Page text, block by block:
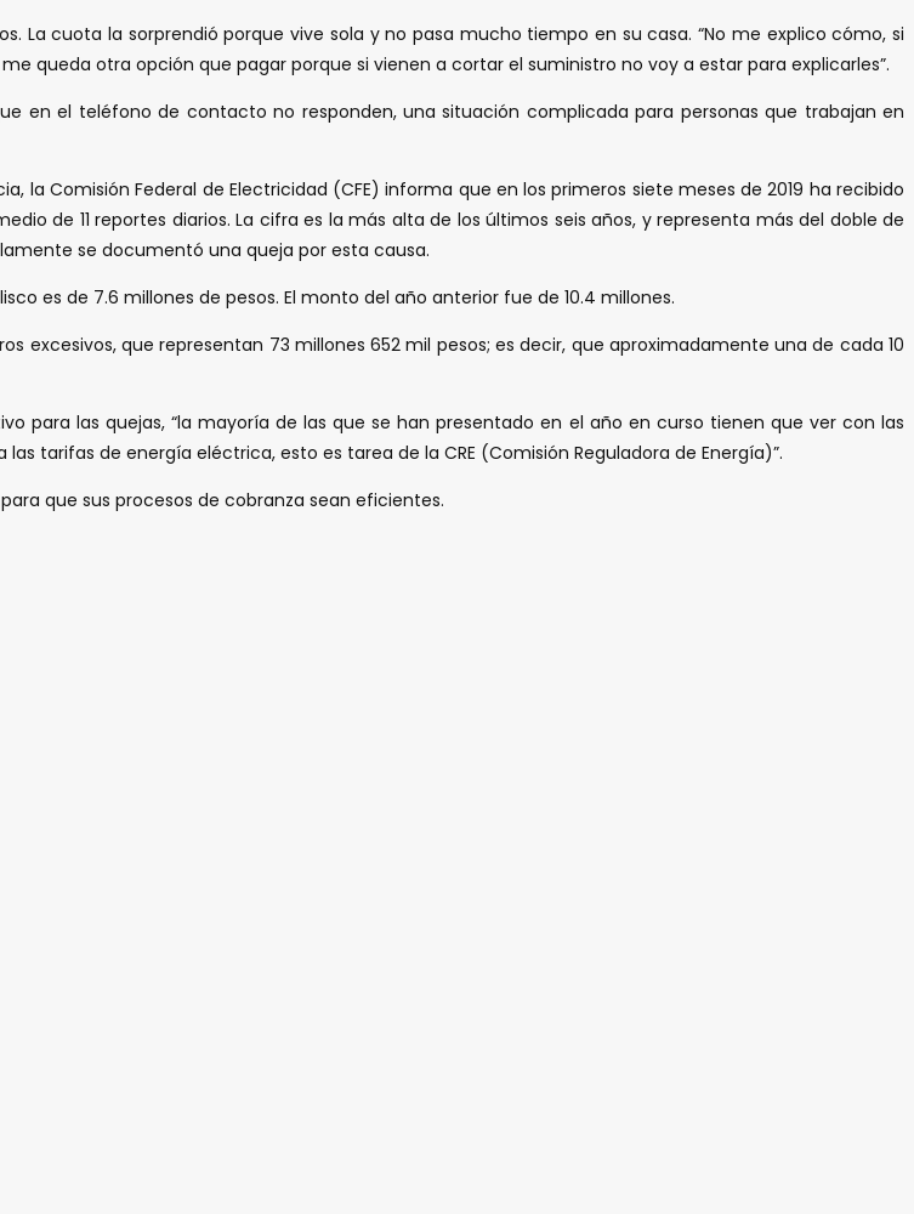
La cuota la sorprendió porque vive sola y no pasa mucho tiempo en su casa. “No me explico cómo, si
queda otra opción que pagar porque si vienen a cortar el suministro no voy a estar para explicarles”.
en el teléfono de contacto no responden, una situación complicada para personas que trabajan en
la Comisión Federal de Electricidad (CFE) informa que en los primeros siete meses de 2019 ha recibido
de 11 reportes diarios. La cifra es la más alta de los últimos seis años, y representa más del doble de
se documentó una queja por esta causa.
es de 7.6 millones de pesos. El monto del año anterior fue de 10.4 millones.
excesivos, que representan 73 millones 652 mil pesos; es decir, que aproximadamente una de cada 10
para las quejas, “la mayoría de las que se han presentado en el año en curso tienen que ver con las
tarifas de energía eléctrica, esto es tarea de la CRE (Comisión Reguladora de Energía)”.
que sus procesos de cobranza sean eficientes.